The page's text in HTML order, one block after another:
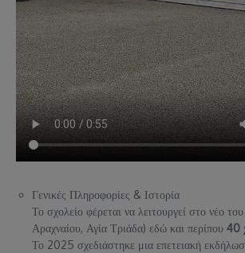
Γενικές Πληροφορίες & Ιστορία
Το σχολείο φέρεται να λειτουργεί στο νέο
Αραχναίου, Αγία Τριάδα) εδώ και περίπου 40
Το 2025 σχεδιάστηκε μια επετειακή